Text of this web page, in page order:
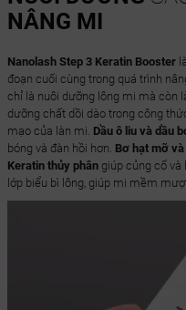
NÂNG MI
Nanolash Step 3 Keratin Booster
đoạn cuối cùng trong quá trình
chỉ là nuôi dưỡng lông mi mà còn
dưỡng chất dồi dào trong công
mạo của làn mi. Dầu ô liu và dầu
bóng và đàn hồi hơn. Bơ hạt mỡ
Keratin thủy phângiúp củng cố và
lớp biểu bì lông, giúp mi mềm